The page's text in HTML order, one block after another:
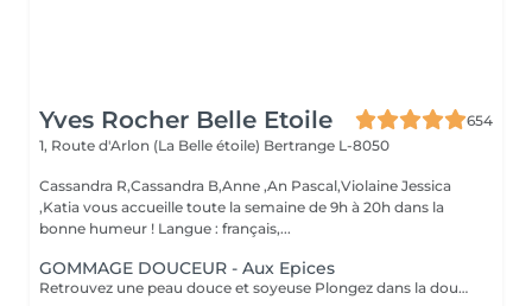
Yves Rocher Belle Etoile
654
1, Route d'Arlon (La Belle étoile) Bertrange L-8050
Cassandra R,Cassandra B,Anne ,An Pascal,Violaine Jessica
,Katia vous accueille toute la semaine de 9h à 20h dans la
bonne humeur ! Langue : français,...
GOMMAGE DOUCEUR - Aux Epices
Retrouvez une peau douce et soyeuse Plongez dans la douceur tropicale dIndonésie à travers les notes épicées des huiles essentielles de Girofle et de Muscade. Ce gommage aux effluves chauds et naturels vous transporte tout en exfoliant délicatement votre peau : elle est douce, lumineuse et satinée.